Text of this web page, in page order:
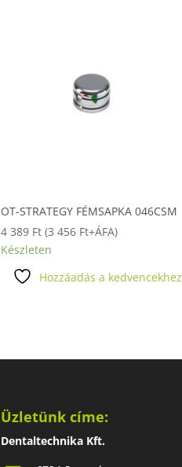
OT-STRATEGY FÉMSAPKA 046CSM
4 389 Ft (3 456 Ft+ÁFA)
Készleten
Hozzáadás a kedvencekhez
Üzletünk címe:
Dentaltechnika Kft.